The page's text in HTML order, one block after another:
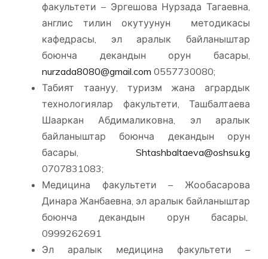
факультети – Эргешова Нурзада Тагаевна,
англис тилин окутуунун методикасы
кафедрасы, эл аралык байланыштар
боюнча декандын орун басары,
nurzada8080@gmail.com 0557730080;
Табият таануу, туризм жана агрардык
технологиялар факультети, Ташбалтаева
Шааркан Абдималиковна, эл аралык
байланыштар боюнча декандын орун
басары, Shtashbaltaeva@oshsu.kg
0707831083;
Медицина факультети – Жообасарова
Динара Жанбаевна, эл аралык байланыштар
боюнча декандын орун басары,
0999262691
Эл аралык медицина факультети –